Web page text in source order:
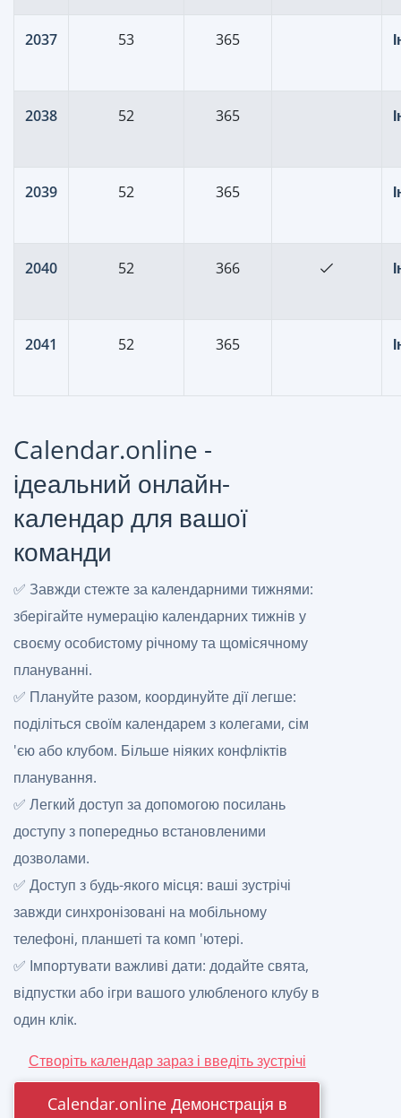
2037 53 365
2038 52 365
2039 52 365
2040 52 366
2041 52 365
Calendar.online -
ідеальний онлайн-
календар для вашої
команди
✅ Завжди стежте за календарними тижнями:
зберігайте нумерацію календарних тижнів у
своєму особистому річному та щомісячному
плануванні.
✅ Плануйте разом, координуйте дії легше:
поділіться своїм календарем з колегами, сім
'єю або клубом. Більше ніяких конфліктів
планування.
✅ Легкий доступ за допомогою посилань
доступу з попередньо встановленими
дозволами.
✅ Доступ з будь-якого місця: ваші зустрічі
завжди синхронізовані на мобільному
телефоні, планшеті та комп 'ютері.
✅ Імпортувати важливі дати: додайте свята,
відпустки або ігри вашого улюбленого клубу в
один клік.
Створіть календар зараз і введіть зустрічі
Calendar.online Демонстрація в